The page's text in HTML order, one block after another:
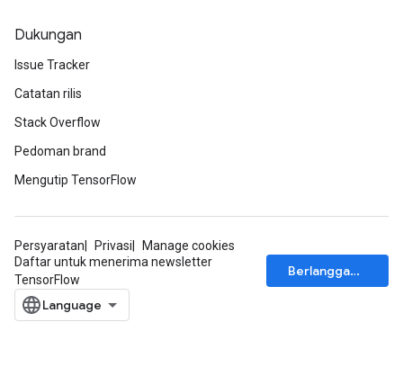
Dukungan
Issue Tracker
Catatan rilis
Stack Overflow
Pedoman brand
Mengutip TensorFlow
Persyaratan Privasi
Manage cookies
Daftar untuk menerima newsletter
TensorFlow
Berlangganan